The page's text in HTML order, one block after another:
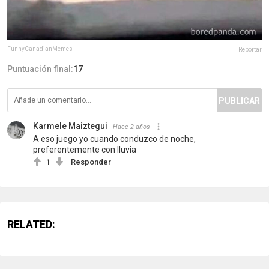
FunnyCanadianMemes Reportar
Puntuación final:17
PUBLICAR
Karmele Maiztegui Hace 2 años
A eso juego yo cuando conduzco de noche,
preferentemente con lluvia
1 Responder
RELATED: